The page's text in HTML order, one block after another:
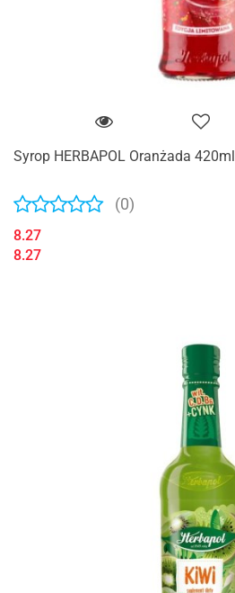
Syrop HERBAPOL Oranżada 420ml
(0)
8.27
8.27